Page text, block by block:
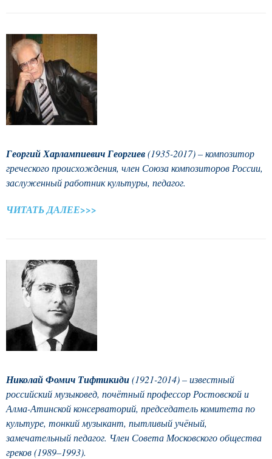
Георгий Харлампиевич Георгиев(1935-2017) – композитор
греческого происхождения, член Союза композиторов России,
заслуженный работник культуры, педагог.
ЧИТАТЬ ДАЛЕЕ>>>
Николай Фомич Тифтикиди(1921-2014) – известный
российский музыковед, почётный профессор Ростовской и
Алма-Атинской консерваторий, председатель комитета по
культуре, тонкий музыкант, пытливый учёный,
замечательный педагог. Член Совета Московского общества
греков (1989–1993).